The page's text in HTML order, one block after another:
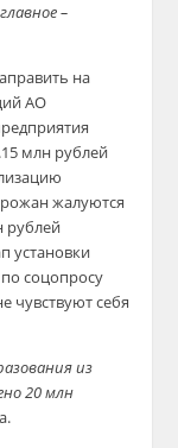
–
на
АО
млн рублей
жалуются
рублей
установки
соцопросу
чувствуют себя
из
20 млн